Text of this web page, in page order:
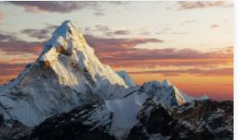
SeiteSeiteSeiteSeiteSeiteSeiteSeiteSeite
Seite Seite Seite Seite Seite SeiteSeite
Seite Seite Seite Seite Seite Seite